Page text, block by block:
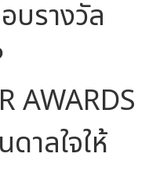
บรางวัล
AWARDS
าลใจให้